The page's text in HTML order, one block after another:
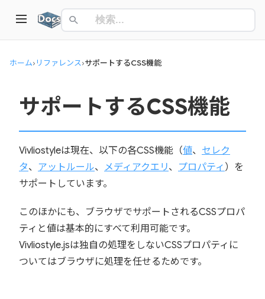
ホーム› リファレンス›サポートするCSS機能
サポートするCSS機能
Vivliostyleは現在、以下の各CSS機能（値、 セレク
タ、 アットルール、 メディアクエリ、 プロパティ ）を
サポートしています。
このほかにも、ブラウザでサポートされるCSSプロパ
ティと値は基本的にすべて利用可能です。
Vivliostyle.jsは独自の処理をしないCSSプロパティに
ついてはブラウザに処理を任せるためです。